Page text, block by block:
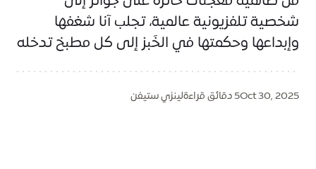
شخصية تلفزيونية عالمية، تجلب آنا شغفها
وإبداعها وحكمتها في الخَبز إلى كل مطبخ تدخله
Oct 30, 20255 دقائق قراءة لينزي ستيفن